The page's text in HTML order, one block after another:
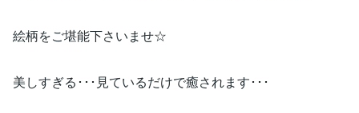
絵柄をご堪能下さいませ☆
美しすぎる･･･見ているだけで癒されます･･･